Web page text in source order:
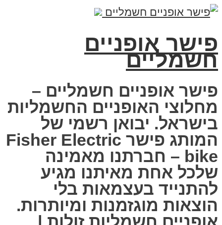
פישר אופניים
חשמליים
פישר אופניים חשמליים –
מחלוצי האופניים החשמליות
בישראל. יבואן רשמי של
המותג פישר Fisher Electric
bike – חברתנו מאמינה
שלכל אחת מאיתנו מגיע
להתנייד בעצמאות בלי
הוצאות מוגזמנות ומיותרות.